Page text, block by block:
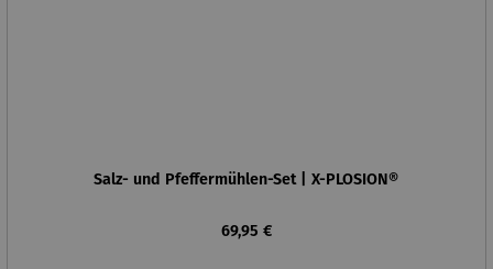
Salz- und Pfeffermühlen-Set | X-PLOSION®
Regulärer Preis:
69,95 €